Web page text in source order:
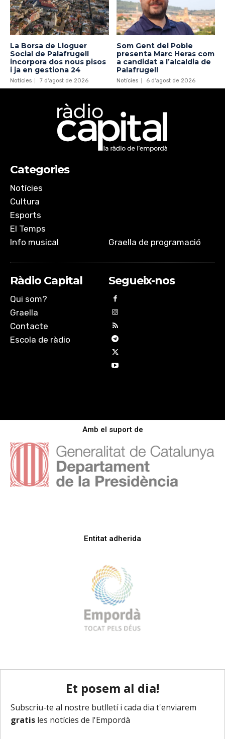
La Borsa de Lloguer
Social de Palafrugell
incorpora dos nous pisos
i ja en gestiona 24
Notícies 7 d'agost de 2026
Som Gent del Poble
presenta Marc Heras com
a candidat a l’alcaldia de
Palafrugell
Notícies 6 d'agost de 2026
Categories
Notícies
Cultura
Esports
El Temps
Info musical
Graella de programació
Ràdio Capital
Qui som?
Graella
Contacte
Escola de ràdio
Segueix-nos
Amb el suport de
Entitat adherida